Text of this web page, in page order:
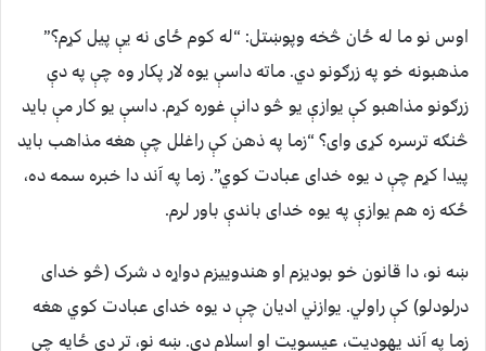
اوس نو ما له ځان څخه وپوښتل: “له کوم ځای نه یې پیل کړم؟”
مذهبونه خو په زرګونو دي. ماته داسې یوه لار پکار وه چې په دې
زرګونو مذاهبو کې یوازې یو څو دانې غوره کړم. داسې یو کار مې باید
څنګه ترسره کړی وای؟ “زما په ذهن کې راغلل چې هغه مذاهب باید
پیدا کړم چې د یوه خدای عبادت کوي”. زما په آند دا خبره سمه ده،
ځکه زه هم یوازې په یوه خدای باندې باور لرم.
ښه نو، دا قانون خو بودیزم او هندوییزم دواړه د شرک (څو خدای
درلودلو) کې راولي. یوازني ادیان چې د یوه خدای عبادت کوي هغه
زما په آند یهودیت، عیسویت او اسلام دي. ښه نو، تر دی ځایه چې